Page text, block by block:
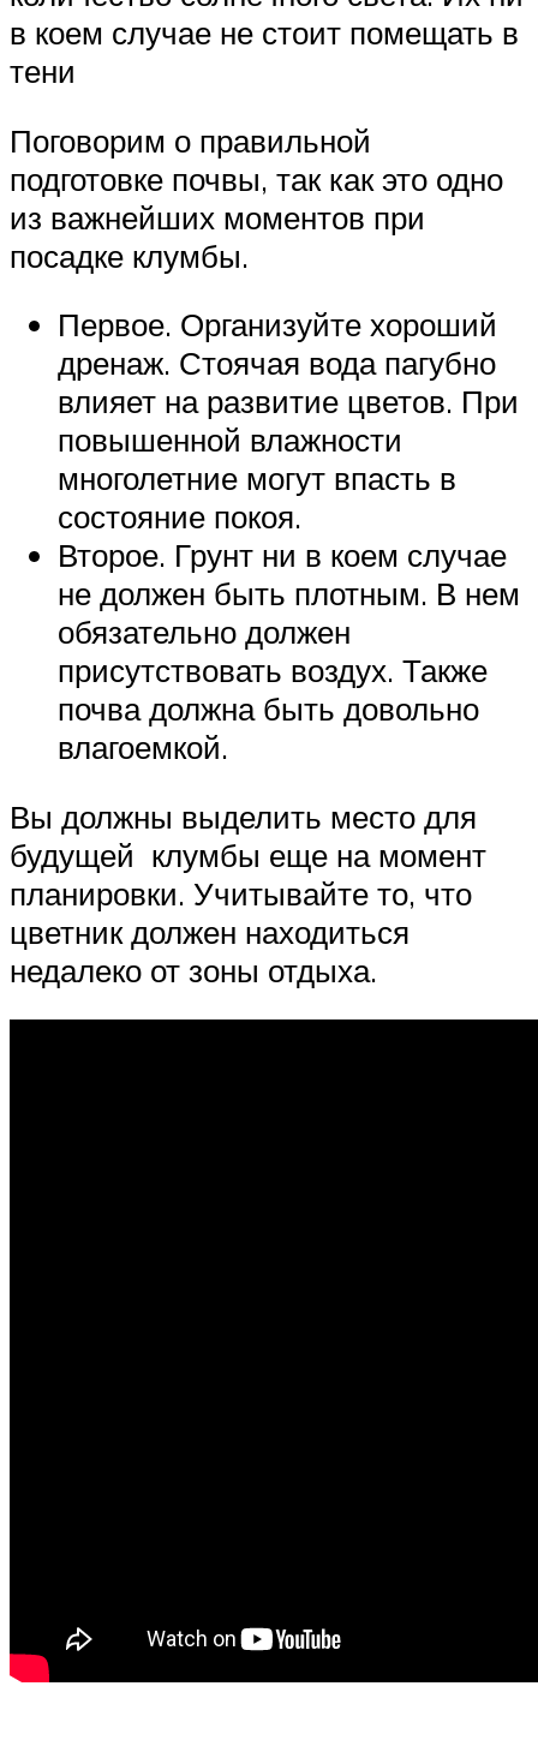
в коем случае не стоит помещать в
тени
Поговорим о правильной
подготовке почвы, так как это одно
из важнейших моментов при
посадке клумбы.
Первое. Организуйте хороший
дренаж. Стоячая вода пагубно
влияет на развитие цветов. При
повышенной влажности
многолетние могут впасть в
состояние покоя.
Второе. Грунт ни в коем случае
не должен быть плотным. В нем
обязательно должен
присутствовать воздух. Также
почва должна быть довольно
влагоемкой.
Вы должны выделить место для
будущей клумбы еще на момент
планировки. Учитывайте то, что
цветник должен находиться
недалеко от зоны отдыха.